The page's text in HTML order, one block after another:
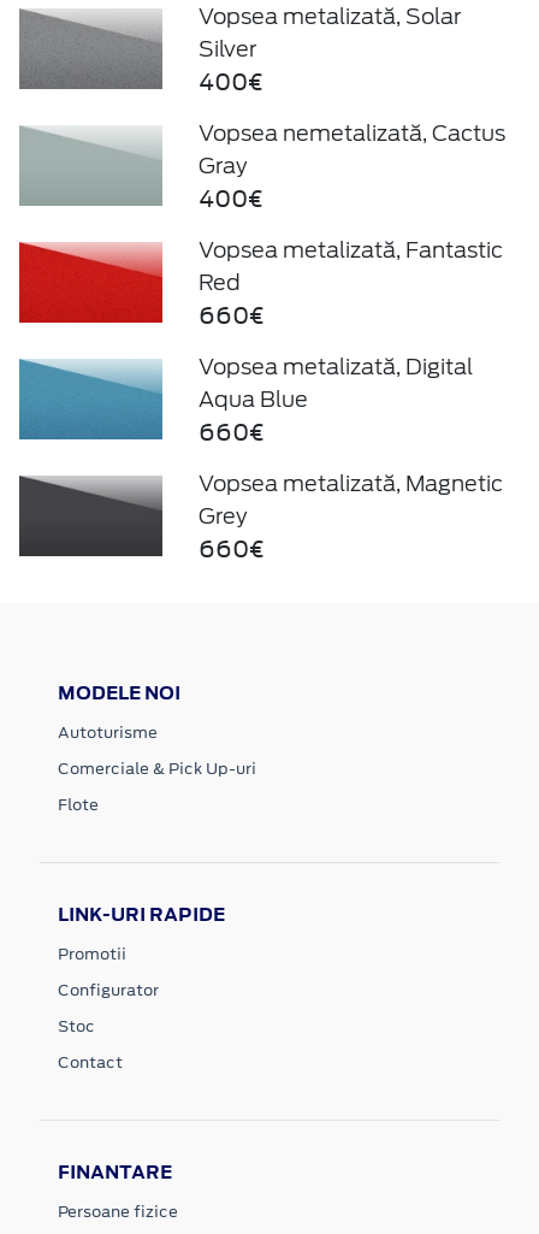
Vopsea metalizată, Solar
Silver
400€
Vopsea nemetalizată, Cactus
Gray
400€
Vopsea metalizată, Fantastic
Red
660€
Vopsea metalizată, Digital
Aqua Blue
660€
Vopsea metalizată, Magnetic
Grey
660€
MODELE NOI
Autoturisme
Comerciale & Pick Up-uri
Flote
LINK-URI RAPIDE
Promotii
Configurator
Stoc
Contact
FINANTARE
Persoane fizice